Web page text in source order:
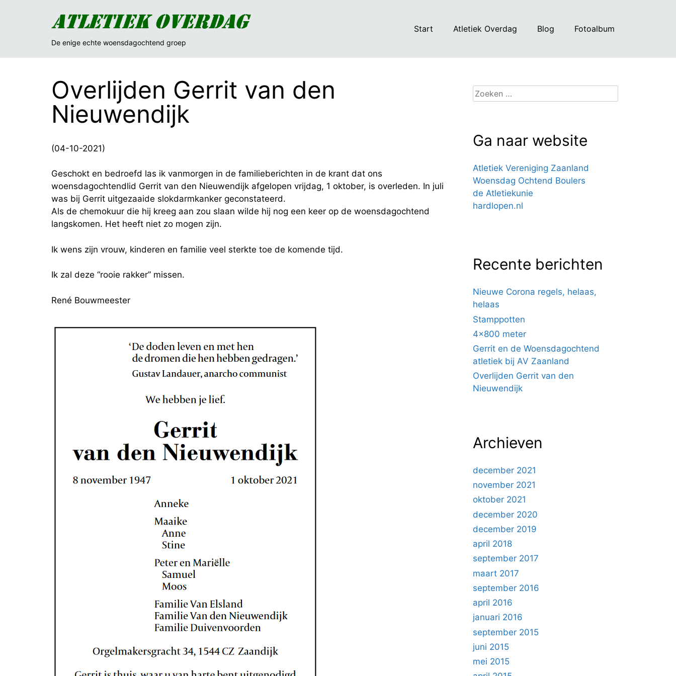
De enige echte woensdagochtend groep
Start Atletiek Overdag Blog Fotoalbum
Overlijden Gerrit van den
Nieuwendijk
(04-10-2021)
Geschokt en bedroefd las ik vanmorgen in de familieberichten in de krant dat ons
woensdagochtendlid Gerrit van den Nieuwendijk afgelopen vrijdag, 1 oktober, is overleden. In juli
was bij Gerrit uitgezaaide slokdarmkanker geconstateerd.
Als de chemokuur die hij kreeg aan zou slaan wilde hij nog een keer op de woensdagochtend
langskomen. Het heeft niet zo mogen zijn.
Ik wens zijn vrouw, kinderen en familie veel sterkte toe de komende tijd.
Ik zal deze “rooie rakker” missen.
René Bouwmeester
Zoeken
naar:
Ga naar website
Atletiek Vereniging Zaanland
Woensdag Ochtend Boulers
de Atletiekunie
hardlopen.nl
Recente berichten
Nieuwe Corona regels, helaas,
helaas
Stamppotten
4×800 meter
Gerrit en de Woensdagochtend
atletiek bij AV Zaanland
Overlijden Gerrit van den
Nieuwendijk
Archieven
december 2021
november 2021
oktober 2021
december 2020
december 2019
april 2018
september 2017
maart 2017
september 2016
april 2016
januari 2016
september 2015
juni 2015
mei 2015